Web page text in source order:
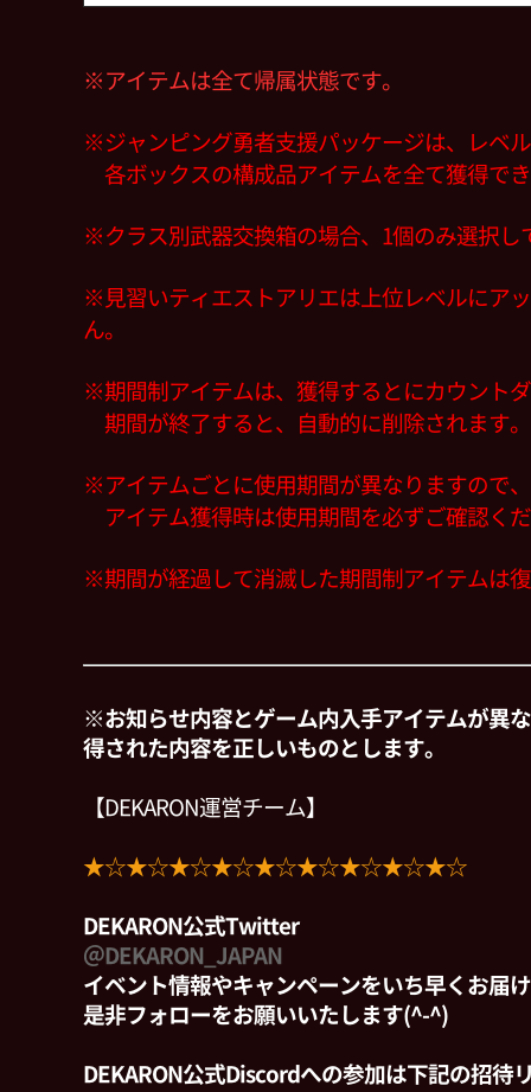
※アイテムは全て帰属状態です。
※ジャンピング勇者支援パッケージは、レベ
各ボックスの構成品アイテムを全て獲得で
※クラス別武器交換箱の場合、1個のみ選択し
※見習いティエストアリエは上位レベルにア
ん。
※期間制アイテムは、獲得するとにカウント
期間が終了すると、自動的に削除されます。
※アイテムごとに使用期間が異なりますので、
アイテム獲得時は使用期間を必ずご確認く
※期間が経過して消滅した期間制アイテムは
※お知らせ内容とゲーム内入手アイテムが異
得された内容を正しいものとします。
【DEKARON運営チーム】
★☆★☆★☆★☆★☆★☆★☆★☆★☆
DEKARON公式Twitter
＠DEKARON_JAPAN
イベント情報やキャンペーンをいち早くお届
是非フォローをお願いいたします(^-^)
DEKARON公式Discordへの参加は下記の招待